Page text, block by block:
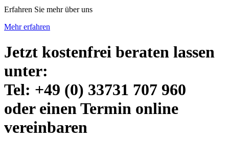
Erfahren Sie mehr über uns
Mehr erfahren
Jetzt kostenfrei beraten lassen
unter:
Tel: +49 (0) 33731 707 960
oder einen Termin online
vereinbaren